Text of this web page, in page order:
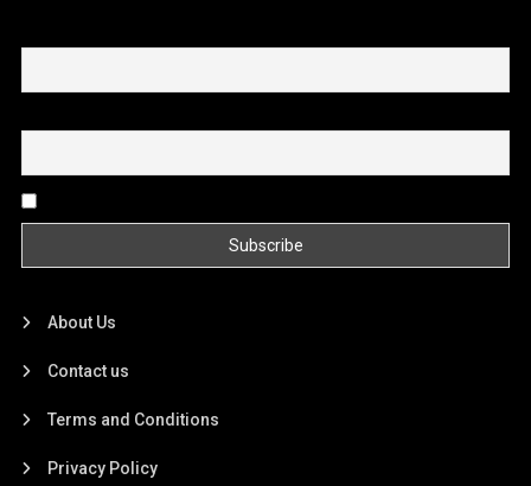
About Us
Contact us
Terms and Conditions
Privacy Policy